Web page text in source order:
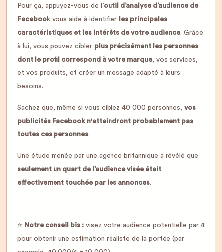
Pour ça, appuyez-vous de l’outil d’analyse d’audience de
Facebook vous aide à identifier
les principales
caractéristiques et les intérêts de votre audience. Grâce
à lui, vous pouvez cibler plus précisément les personnes
dont le profil correspond à votre marque, vos services,
et vos produits, et créer un message adapté à leurs
besoins.
Sachez que, même si vous ciblez 40 000 personnes, vos
publicités Facebook n'atteindront probablement pas
toutes ces personnes.
Une étude menée par une agence britannique a révélé que
seulement un quart de l’audience visée était
effectivement touchée par les annonces.
⭐️ Notre conseil bis : visez votre audience potentielle par 4
pour obtenir une estimation réaliste de la portée (par